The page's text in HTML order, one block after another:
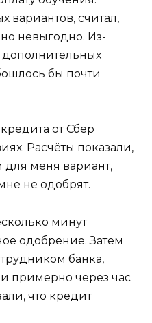
вариантов, считал,
невыгодно. Из-
дополнительных
бы почти
от Сбер
Расчёты показали,
для меня вариант,
не одобрят.
минут
одобрение. Затем
банка,
примерно через час
что кредит